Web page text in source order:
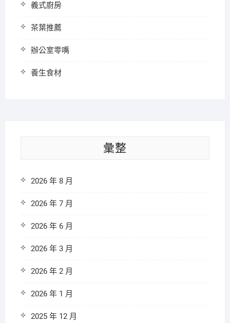
義式廚房
茶葉推薦
辦公室零嘴
養生食材
彙整
2026 年 8 月
2026 年 7 月
2026 年 6 月
2026 年 3 月
2026 年 2 月
2026 年 1 月
2025 年 12 月